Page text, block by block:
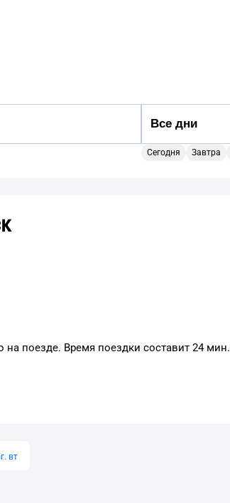
Сегодня Завтра
поезде. Время поездки составит 24 мин.
вт